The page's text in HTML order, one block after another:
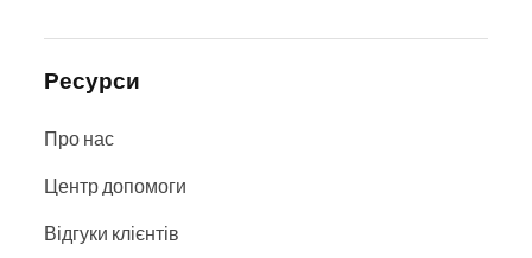
Ресурси
Про нас
Центр допомоги
Відгуки клієнтів